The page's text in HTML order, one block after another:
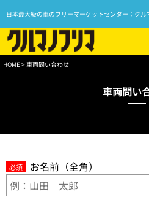
日本最大級の車のフリーマーケットセンター：クル
HOME> 車両問い合わせ
車両問い
必須 お名前（全角）